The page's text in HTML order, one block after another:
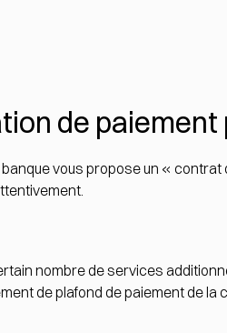
de paiement
vous propose un «
nombre de services
de plafond de paiement de la